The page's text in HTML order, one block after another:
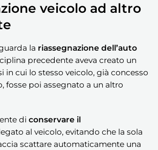
veicolo ad altro
la riassegnazione dell’auto
precedente aveva creato un
in cui lo stesso veicolo, già concesso
fosse poi assegnato a un altro
di conservare il
al veicolo, evitando che la sola
scattare automaticamente una